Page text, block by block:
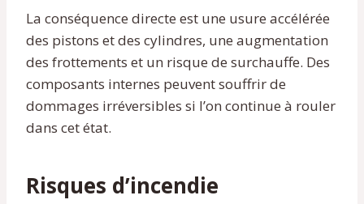
La conséquence directe est une usure accélérée
des pistons et des cylindres, une augmentation
des frottements et un risque de surchauffe. Des
composants internes peuvent souffrir de
dommages irréversibles si l’on continue à rouler
dans cet état.
Risques d’incendie